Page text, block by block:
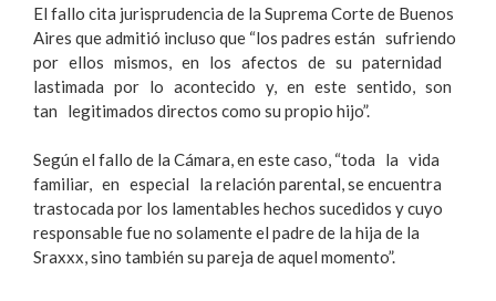
El fallo cita jurisprudencia de la Suprema Corte de Buenos
Aires que admitió incluso que “los padres están sufriendo
por ellos mismos, en los afectos de su paternidad
lastimada por lo acontecido y, en este sentido, son
tan legitimados directos como su propio hijo”.
Según el fallo de la Cámara, en este caso, “toda la vida
familiar, en especial la relación parental, se encuentra
trastocada por los lamentables hechos sucedidos y cuyo
responsable fue no solamente el padre de la hija de la
Sraxxx, sino también su pareja de aquel momento”.